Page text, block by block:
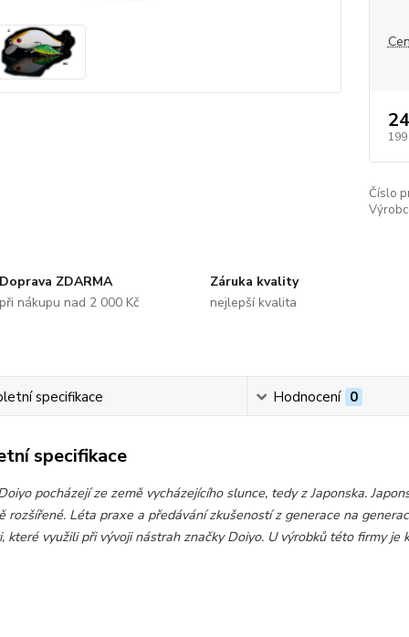
199
Číslo
ZDARMA
nákupu nad 2 000 Kč
Záruka kvality
nejlepší kvalita
specifikace Hodnocení 0
specifikace
pocházejí ze země vycházejícího slunce, tedy z Japonska.
rozšířené. Léta praxe a předávání zkušeností z generace na
které využili při vývoji nástrah značky Doiyo. U výrobků této firmy